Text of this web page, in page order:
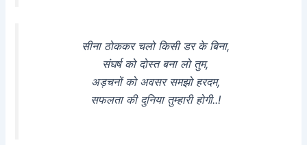
सीना ठोककर चलो किसी डर के बिना,
संघर्ष को दोस्त बना लो तुम,
अड़चनों को अवसर समझो हरदम,
सफलता की दुनिया तुम्हारी होगी..!